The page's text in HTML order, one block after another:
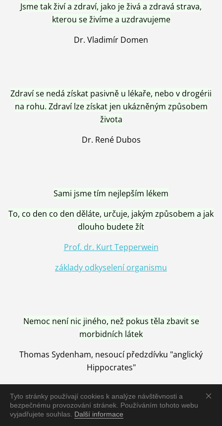
Tyto stránky používají cookies k analýze návštěvnosti a
bezpečnému provozování stránek. Používáním tohoto webu
vyjadřujete souhlas. Další informace
Jsme tak živí a zdraví, jako je živá a zdravá strava,
kterou se živíme a uzdravujeme
Dr. Vladimír Domen
Zdraví se nedá získat pasivně u lékaře, nebo v drogérii
na rohu. Zdraví lze získat jen ukázněným způsobem
života
Dr. René Dubos
Sami jsme tím nejlepším lékem
To, co den co den děláte, určuje, jakým způsobem a jak
dlouho budete žít
Prof. dr. Kurt Tepperwein
základy odkyselení organismu
Nemoc není nic jiného, než pokus těla zbavit se
morbidních látek
Thomas Sydenham, nesoucí předzdívku "anglický
Hippocrates"
Nemoc je vyléčena jen pomocí Přírody, neutralizací a